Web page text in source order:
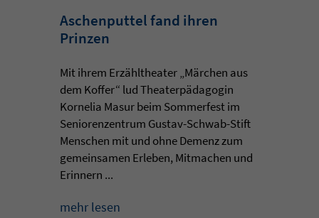
Aschenputtel fand ihren
Prinzen
Mit ihrem Erzähltheater „Märchen aus
dem Koffer“ lud Theaterpädagogin
Kornelia Masur beim Sommerfest im
Seniorenzentrum Gustav-Schwab-Stift
Menschen mit und ohne Demenz zum
gemeinsamen Erleben, Mitmachen und
Erinnern ...
mehr lesen